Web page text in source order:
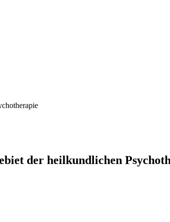
der heilkundlichen